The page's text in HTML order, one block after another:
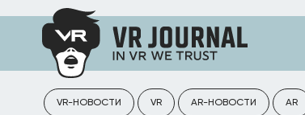
VR-НОВОСТИ VR AR-НОВОСТИ AR